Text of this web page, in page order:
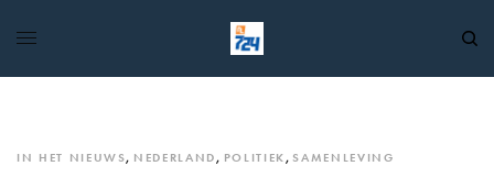
IN HET NIEUWS, NEDERLAND , POLITIEK , SAMENLEVING